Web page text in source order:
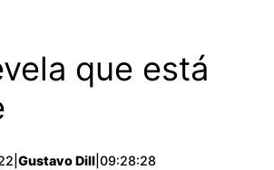
que está
Gustavo Dill 09:28:28